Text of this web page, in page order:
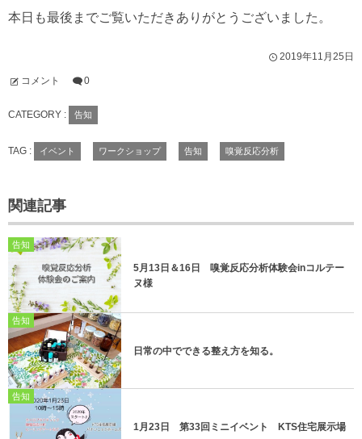
本日も最後までご覧いただきありがとうございました。
2019年11月25日
コメント 0
CATEGORY : 告知
TAG : イベント ワークショップ 告知 嗅覚反応分析
関連記事
告知
5月13日＆16日 嗅覚反応分析体験会inコルテー
ヌ様
告知
日常の中でできる整え方を知る。
告知
1月23日 第33回ミニイベント KTS住宅展示場